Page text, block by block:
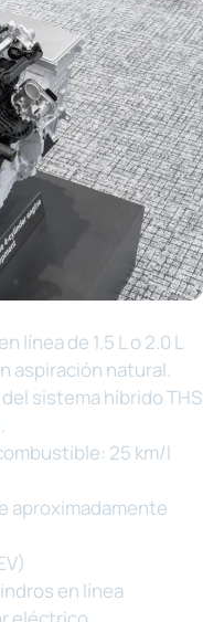
línea de 1.5 L o 2.0 L
aspiración natural.
sistema híbrido THS
25 km/l
aproximadamente
en línea